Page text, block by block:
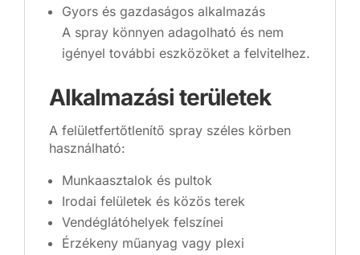
Gyors és gazdaságos alkalmazás
A spray könnyen adagolható és nem
igényel további eszközöket a felvitelhez.
Alkalmazási területek
A felületfertőtlenítő spray széles körben
használható:
Munkaasztalok és pultok
Irodai felületek és közös terek
Vendéglátóhelyek felszínei
Érzékeny műanyag vagy plexi